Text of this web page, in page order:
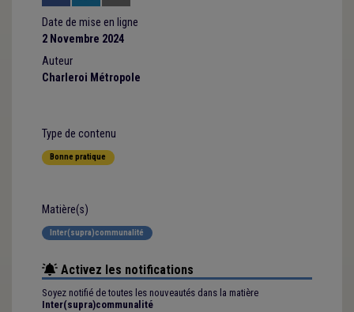
Date de mise en ligne
2 Novembre 2024
Auteur
Charleroi Métropole
Type de contenu
Bonne pratique
Matière(s)
Inter(supra)communalité
Activez les notifications
Soyez notifié de toutes les nouveautés dans la matière
Inter(supra)communalité